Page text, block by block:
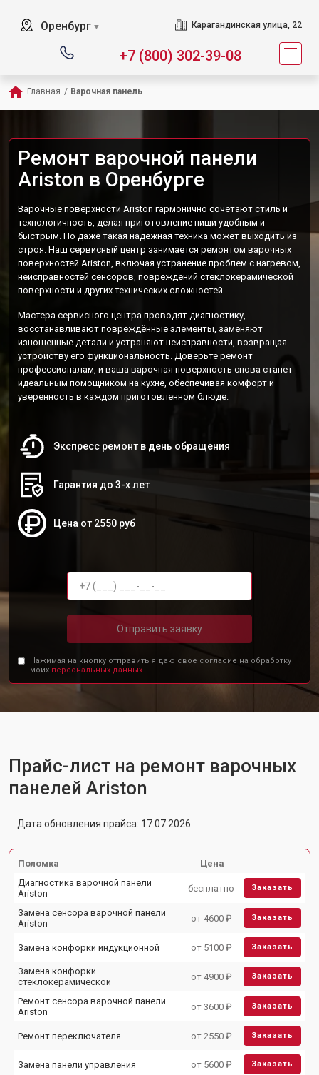
Оренбург ▼ Карагандинская улица, 22
+7 (800) 302-39-08
Главная / Варочная панель
Ремонт варочной панели
Ariston в Оренбурге
Варочные поверхности Ariston гармонично сочетают стиль и
технологичность, делая приготовление пищи удобным и
быстрым. Но даже такая надежная техника может выходить из
строя. Наш сервисный центр занимается ремонтом варочных
поверхностей Ariston, включая устранение проблем с нагревом,
неисправностей сенсоров, повреждений стеклокерамической
поверхности и других технических сложностей.
Мастера сервисного центра проводят диагностику,
восстанавливают повреждённые элементы, заменяют
изношенные детали и устраняют неисправности, возвращая
устройству его функциональность. Доверьте ремонт
профессионалам, и ваша варочная поверхность снова станет
идеальным помощником на кухне, обеспечивая комфорт и
уверенность в каждом приготовленном блюде.
Экспресс ремонт в день обращения
Гарантия до 3-х лет
Цена от 2550 руб
Отправить заявку
Нажимая на кнопку отправить я даю свое согласие на обработку
моих персональных данных.
Прайс-лист на ремонт варочных
панелей Ariston
Дата обновления прайса: 17.07.2026
Поломка
Цена
Диагностика варочной панели
Ariston
бесплатно Заказать
Замена сенсора варочной панели
Ariston
от 4600 ₽ Заказать
Замена конфорки индукционной от 5100 ₽ Заказать
Замена конфорки
стеклокерамической
от 4900 ₽ Заказать
Ремонт сенсора варочной панели
Ariston
от 3600 ₽ Заказать
Ремонт переключателя от 2550 ₽ Заказать
Замена панели управления от 5600 ₽ Заказать